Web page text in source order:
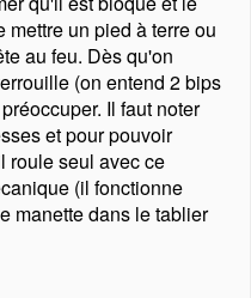
un pied à terre ou
au feu. Dès qu'on
(on entend 2 bips
Il faut noter
et pour pouvoir
roule seul avec ce
(il fonctionne
manette dans le tablier